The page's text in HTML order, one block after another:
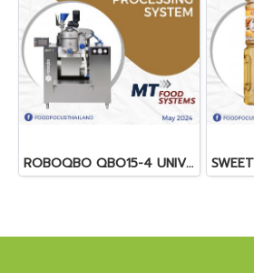
ROBOQBO QBO15-4 UNIVERSAL PROCESSING SYSTEM